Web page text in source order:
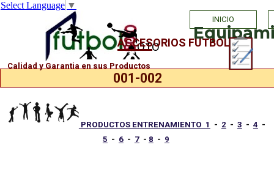
Select Language ▼
Vaya al Contenido
PHOTO
INICIO
Calidad y Garantia en sus Productos
ACCESORIOS FUTBOL
001-002
PRODUCTOS ENTRENAMIENTO 1 - 2 - 3 - 4 -
5 - 6- 7- 8 - 9